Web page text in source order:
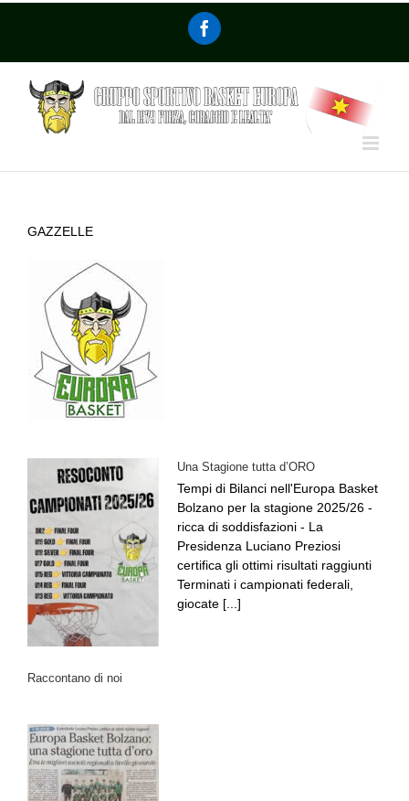
GAZZELLE
Una Stagione tutta d’ORO
Tempi di Bilanci nell'Europa Basket
Bolzano per la stagione 2025/26 -
ricca di soddisfazioni - La
Presidenza Luciano Preziosi
certifica gli ottimi risultati raggiunti
Terminati i campionati federali,
giocate [...]
Raccontano di noi